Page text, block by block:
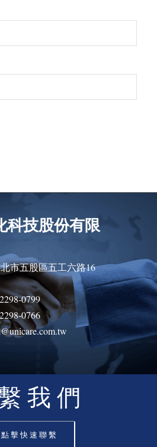
科技股份有限
市五股區五工六路16
0799
0766
我 們
點 擊 快 速 聯 繫